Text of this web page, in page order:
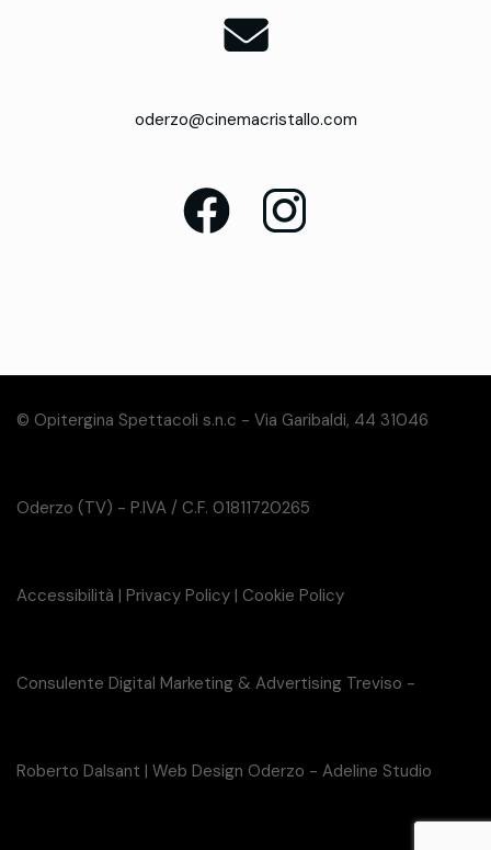
oderzo@cinemacristallo.com
© Opitergina Spettacoli s.n.c - Via Garibaldi, 44 31046
Oderzo (TV) - P.IVA / C.F. 01811720265
Accessibilità | Privacy Policy | Cookie Policy
Consulente Digital Marketing & Advertising Treviso -
Roberto Dalsant | Web Design Oderzo - Adeline Studio